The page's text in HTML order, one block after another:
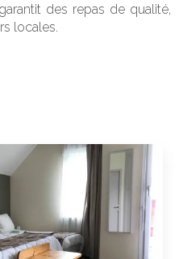
garantit des repas de qualité,
locales.